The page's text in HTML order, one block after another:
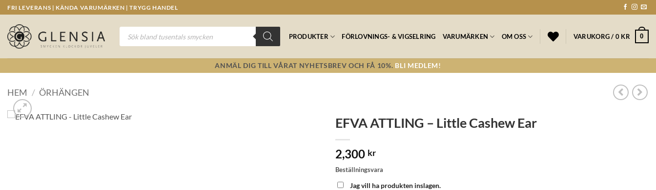
Skip
to
content
FRI LEVERANS | KÄNDA VARUMÄRKEN | TRYGG HANDEL
Produktsökning
PRODUKTER FÖRLOVNINGS- & VIGSELRING VARUMÄRKEN OM OSS VARUKORG / 0 KR 0
ANMÄL DIG TILL VÅRAT NYHETSBREV OCH FÅ 10%. BLI MEDLEM!
HEM / ÖRHÄNGEN
EFVA ATTLING – Little Cashew Ear
2,300 kr
Beställningsvara
Jag vill ha produkten inslagen.